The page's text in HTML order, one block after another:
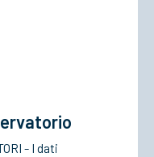
- I dati